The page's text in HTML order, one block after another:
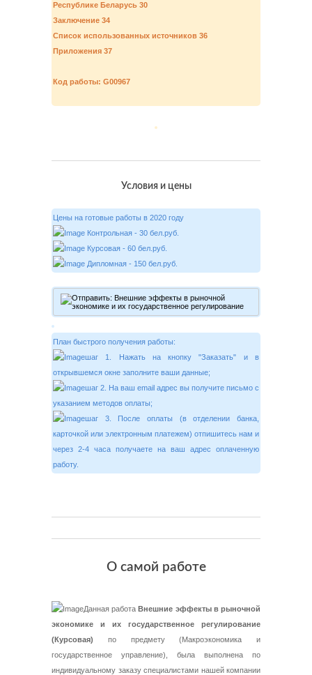
Республике Беларусь 30
Заключение 34
Список использованных источников 36
Приложения 37
Код работы: G00967
Условия и цены
Цены на готовые работы в 2020 году
Контрольная - 30 бел.руб.
Курсовая - 60 бел.руб.
Дипломная - 150 бел.руб.
План быстрого получения работы:
шаг 1. Нажать на кнопку "Заказать" и в
открывшемся окне заполните ваши данные;
шаг 2. На ваш email адрес вы получите письмо с
указанием методов оплаты;
шаг 3. После оплаты (в отделении банка,
карточкой или электронным платежем) отпишитесь нам и
через 2-4 часа получаете на ваш адрес оплаченную
работу.
О самой работе
Данная работаВнешние эффекты в рыночной
экономике и их государственное регулирование
(Курсовая) по предмету (Макроэкономика и
государственное управление), была выполнена по
индивидуальному заказу специалистами нашей компании